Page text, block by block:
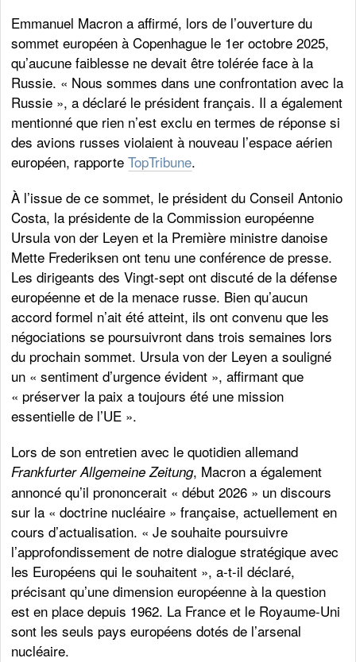
Emmanuel Macron a affirmé, lors de l’ouverture du
sommet européen à Copenhague le 1er octobre 2025,
qu’aucune faiblesse ne devait être tolérée face à la
Russie. « Nous sommes dans une confrontation avec la
Russie », a déclaré le président français. Il a également
mentionné que rien n’est exclu en termes de réponse si
des avions russes violaient à nouveau l’espace aérien
européen, rapporteTopTribune.
À l’issue de ce sommet, le président du Conseil Antonio
Costa, la présidente de la Commission européenne
Ursula von der Leyen et la Première ministre danoise
Mette Frederiksen ont tenu une conférence de presse.
Les dirigeants des Vingt-sept ont discuté de la défense
européenne et de la menace russe. Bien qu’aucun
accord formel n’ait été atteint, ils ont convenu que les
négociations se poursuivront dans trois semaines lors
du prochain sommet. Ursula von der Leyen a souligné
un « sentiment d’urgence évident », affirmant que
« préserver la paix a toujours été une mission
essentielle de l’UE ».
Lors de son entretien avec le quotidien allemand
Frankfurter Allgemeine Zeitung, Macron a également
annoncé qu’il prononcerait « début 2026 » un discours
sur la « doctrine nucléaire » française, actuellement en
cours d’actualisation. « Je souhaite poursuivre
l’approfondissement de notre dialogue stratégique avec
les Européens qui le souhaitent », a-t-il déclaré,
précisant qu’une dimension européenne à la question
est en place depuis 1962. La France et le Royaume-Uni
sont les seuls pays européens dotés de l’arsenal
nucléaire.